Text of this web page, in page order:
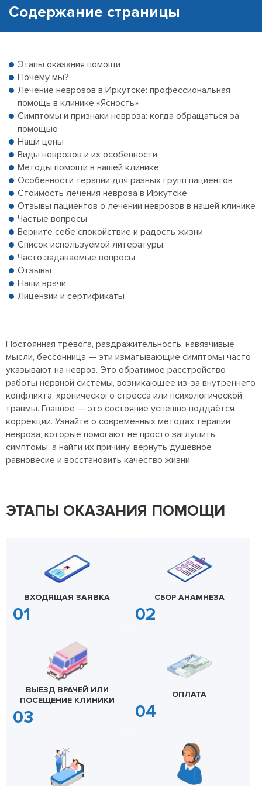
Содержание страницы
Этапы оказания помощи
Почему мы?
Лечение неврозов в Иркутске: профессиональная
помощь в клинике «Ясность»
Симптомы и признаки невроза: когда обращаться за
помощью
Наши цены
Виды неврозов и их особенности
Методы помощи в нашей клинике
Особенности терапии для разных групп пациентов
Стоимость лечения невроза в Иркутске
Отзывы пациентов о лечении неврозов в нашей клинике
Частые вопросы
Верните себе спокойствие и радость жизни
Список используемой литературы:
Часто задаваемые вопросы
Отзывы
Наши врачи
Лицензии и сертификаты
Постоянная тревога, раздражительность, навязчивые
мысли, бессонница — эти изматывающие симптомы часто
указывают на невроз. Это обратимое расстройство
работы нервной системы, возникающее из-за внутреннего
конфликта, хронического стресса или психологической
травмы. Главное — это состояние успешно поддаётся
коррекции. Узнайте о современных методах терапии
невроза, которые помогают не просто заглушить
симптомы, а найти их причину, вернуть душевное
равновесие и восстановить качество жизни.
ЭТАПЫ ОКАЗАНИЯ ПОМОЩИ
ВХОДЯЩАЯ ЗАЯВКА СБОР АНАМНЕЗА
ВЫЕЗД ВРАЧЕЙ ИЛИ
ПОСЕЩЕНИЕ КЛИНИКИ
ОПЛАТА